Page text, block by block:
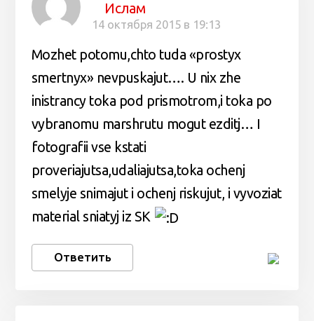
Ислам
14 октября 2015 в 19:13
Mozhet potomu,chto tuda «prostyx
smertnyx» nevpuskajut…. U nix zhe
inistrancy toka pod prismotrom,i toka po
vybranomu marshrutu mogut ezditj… I
fotografii vse kstati
proveriajutsa,udaliajutsa,toka ochenj
smelyje snimajut i ochenj riskujut, i vyvoziat
material sniatyj iz SK
Ответить